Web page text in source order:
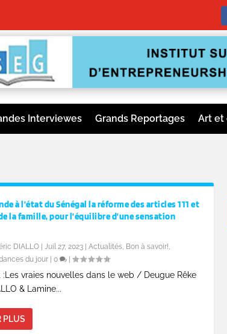
Interviewes Grands Reportages Art et
à l’état du Sénégal la réforme des articles 111 et
la famille, pour l’équilibre d’une sensation
DIALLO| Juil 27, 2023| Actualités, Bon à savoir!
du jour| 0 |
:Les vraies nouvelles dans le web / Deugue Rêke
& Lamine...
PLUS